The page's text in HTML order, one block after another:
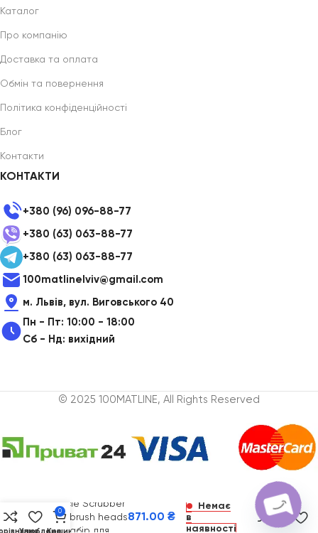
Каталог
Про компанію
Доставка та оплата
Обмін та повернення
Політика конфіденційності
Блог
Контакти
КОНТАКТИ
+380 (96) 096-88-77
+380 (63) 063-88-77
+380 (63) 063-88-77
100matlinelviv@gmail.com
м. Львів, вул. Виговського 40
Пн - Пт: 10:00 - 18:00
Сб - Нд: вихідний
© 2025 100MATLINE, All Rights Reserved
Miracle Scrubber
Kit 4 brush heads
(12) набір для
871.00 ₴
Немає
в
наявності
Улюблене
0
Кошик